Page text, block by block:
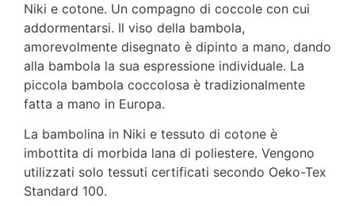
Niki e cotone. Un compagno di coccole con cui
addormentarsi. Il viso della bambola,
amorevolmente disegnato è dipinto a mano, dando
alla bambola la sua espressione individuale. La
piccola bambola coccolosa è tradizionalmente
fatta a mano in Europa.
La bambolina in Niki e tessuto di cotone è
imbottita di morbida lana di poliestere. Vengono
utilizzati solo tessuti certificati secondo Oeko-Tex
Standard 100.